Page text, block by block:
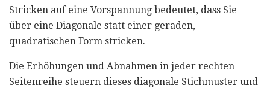
Stricken auf eine Vorspannung bedeutet, dass Sie
über eine Diagonale statt einer geraden,
quadratischen Form stricken.
Die Erhöhungen und Abnahmen in jeder rechten
Seitenreihe steuern dieses diagonale Stichmuster und